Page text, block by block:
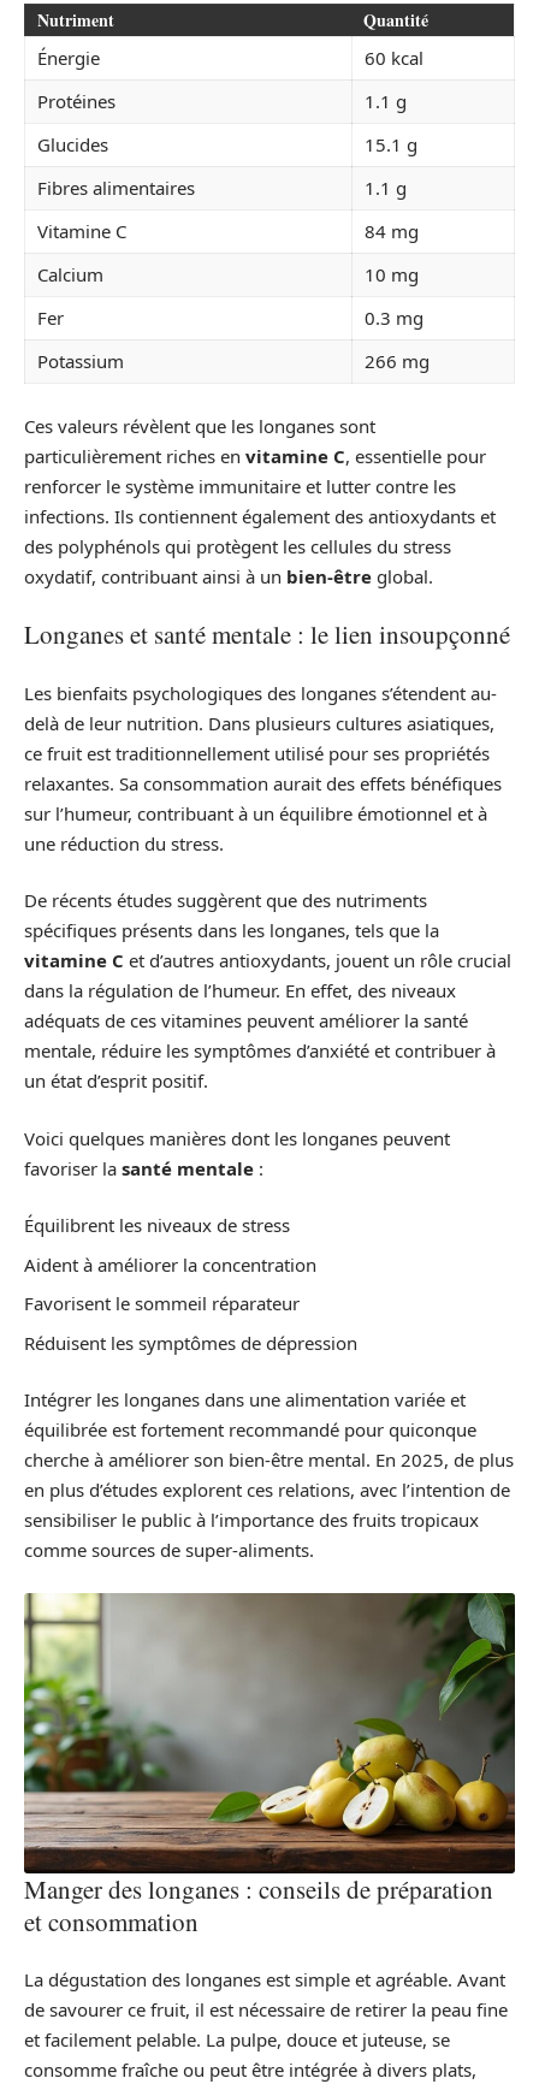
Nutriment Quantité
Énergie
60 kcal
Protéines
1.1 g
Glucides
15.1 g
Fibres alimentaires
1.1 g
Vitamine C
84 mg
Calcium
10 mg
Fer
0.3 mg
Potassium
266 mg
Ces valeurs révèlent que les longanes sont
particulièrement riches en vitamine C, essentielle pour
renforcer le système immunitaire et lutter contre les
infections. Ils contiennent également des antioxydants et
des polyphénols qui protègent les cellules du stress
oxydatif, contribuant ainsi à un bien-être global.
Longanes et santé mentale : le lien insoupçonné
Les bienfaits psychologiques des longanes s’étendent au-
delà de leur nutrition. Dans plusieurs cultures asiatiques,
ce fruit est traditionnellement utilisé pour ses propriétés
relaxantes. Sa consommation aurait des effets bénéfiques
sur l’humeur, contribuant à un équilibre émotionnel et à
une réduction du stress.
De récents études suggèrent que des nutriments
spécifiques présents dans les longanes, tels que la
vitamine C et d’autres antioxydants, jouent un rôle crucial
dans la régulation de l’humeur. En effet, des niveaux
adéquats de ces vitamines peuvent améliorer la santé
mentale, réduire les symptômes d’anxiété et contribuer à
un état d’esprit positif.
Voici quelques manières dont les longanes peuvent
favoriser la santé mentale :
Équilibrent les niveaux de stress
Aident à améliorer la concentration
Favorisent le sommeil réparateur
Réduisent les symptômes de dépression
Intégrer les longanes dans une alimentation variée et
équilibrée est fortement recommandé pour quiconque
cherche à améliorer son bien-être mental. En 2025, de plus
en plus d’études explorent ces relations, avec l’intention de
sensibiliser le public à l’importance des fruits tropicaux
comme sources de super-aliments.
Manger des longanes : conseils de préparation
et consommation
La dégustation des longanes est simple et agréable. Avant
de savourer ce fruit, il est nécessaire de retirer la peau fine
et facilement pelable. La pulpe, douce et juteuse, se
consomme fraîche ou peut être intégrée à divers plats,